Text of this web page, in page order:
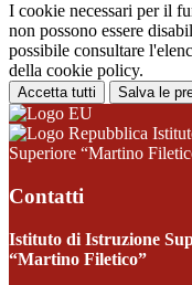
I cookie necessari per il
non possono essere
possibile consultare
della cookie policy.
Accetta tutti Salva le
Superiore “Martino
Contatti
Istituto di Istruzione
“Martino Filetico”